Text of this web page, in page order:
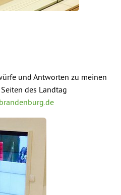
und Antworten zu meinen
des Landtag